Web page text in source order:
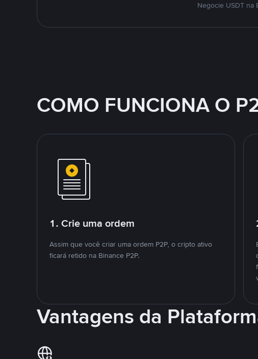
Negocie USDT na
COMO FUNCIONA O
1. Crie uma ordem
Assim que você criar uma ordem P2P, o cripto ativo
ficará retido na Binance P2P.
Vantagens da